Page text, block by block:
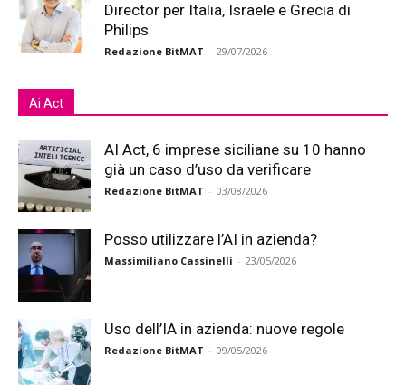
Director per Italia, Israele e Grecia di
Philips
Redazione BitMAT - 29/07/2026
Ai Act
AI Act, 6 imprese siciliane su 10 hanno
già un caso d’uso da verificare
Redazione BitMAT - 03/08/2026
Posso utilizzare l’AI in azienda?
Massimiliano Cassinelli - 23/05/2026
Uso dell’IA in azienda: nuove regole
Redazione BitMAT - 09/05/2026